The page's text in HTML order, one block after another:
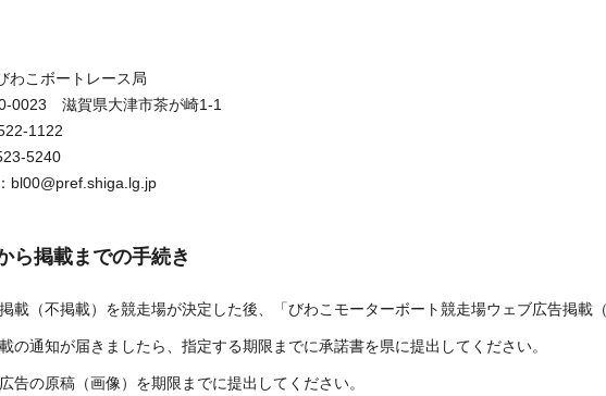
わこボートレース局
0023 滋賀県大津市茶が崎1-1
1122
5240
bl00@pref.shiga.lg.jp
ら掲載までの手続き
掲載（不掲載）を競走場が決定した後、「びわこモーターボート競走場ウェブ広告掲載
載の通知が届きましたら、指定する期限までに承諾書を県に提出してください。
告の原稿（画像）を期限までに提出してください。